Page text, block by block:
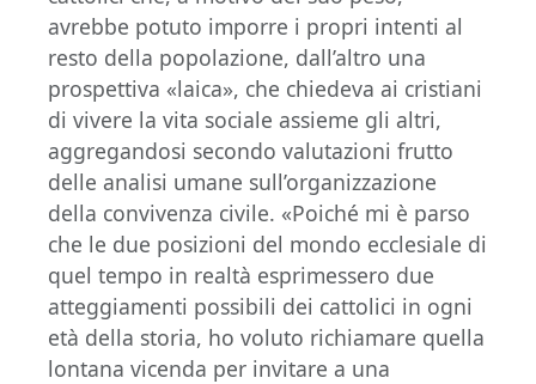
avrebbe potuto imporre i propri intenti al
resto della popolazione, dall’altro una
prospettiva «laica», che chiedeva ai cristiani
di vivere la vita sociale assieme gli altri,
aggregandosi secondo valutazioni frutto
delle analisi umane sull’organizzazione
della convivenza civile. «Poiché mi è parso
che le due posizioni del mondo ecclesiale di
quel tempo in realtà esprimessero due
atteggiamenti possibili dei cattolici in ogni
età della storia, ho voluto richiamare quella
lontana vicenda per invitare a una